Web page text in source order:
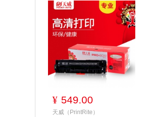
¥ 549.00
天威（PrintRite）